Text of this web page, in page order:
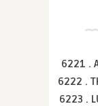
6221 .
6222 .
6223 .